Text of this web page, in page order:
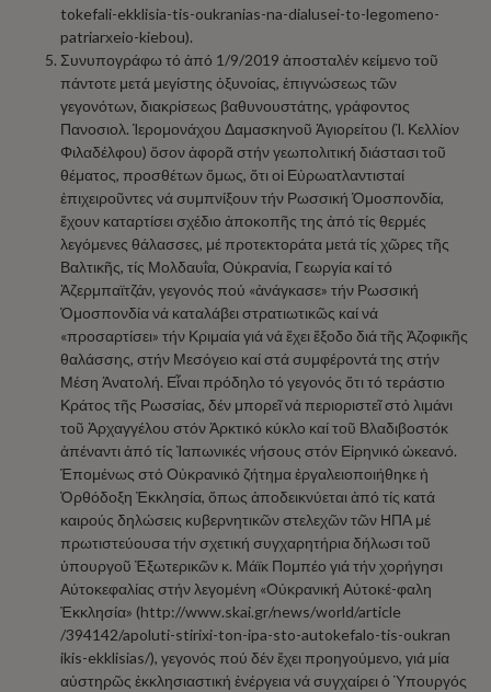
tokefali-ekklisia-tis-oukranias-na-dialusei-to-legomeno-
patriarxeio-kiebou).
Συνυπογράφω τό ἀπό 1/9/2019 ἀποσταλέν κείμενο τοῦ
πάντοτε μετά μεγίστης ὀξυνοίας, ἐπιγνώσεως τῶν
γεγονότων, διακρίσεως βαθυνουστάτης, γράφοντος
Πανοσιολ. Ἱερομονάχου Δαμασκηνοῦ Ἁγιορείτου (Ἱ. Κελλίον
Φιλαδέλφου) ὅσον ἀφορᾶ στήν γεωπολιτική διάστασι τοῦ
θέματος, προσθέτων ὅμως, ὅτι οἱ Εὐρωατλαντισταί
ἐπιχειροῦντες νά συμπνίξουν τήν Ρωσσική Ὁμοσπονδία,
ἔχουν καταρτίσει σχέδιο ἀποκοπῆς της ἀπό τίς θερμές
λεγόμενες θάλασσες, μέ προτεκτοράτα μετά τίς χῶρες τῆς
Βαλτικῆς, τίς Μολδαυΐα, Οὐκρανία, Γεωργία καί τό
Ἀζερμπαϊτζάν, γεγονός πού «ἀνάγκασε» τήν Ρωσσική
Ὁμοσπονδία νά καταλάβει στρατιωτικῶς καί νά
«προσαρτίσει» τήν Κριμαία γιά νά ἔχει ἔξοδο διά τῆς Ἀζοφικῆς
θαλάσσης, στήν Μεσόγειο καί στά συμφέροντά της στήν
Μέση Ἀνατολή. Εἶναι πρόδηλο τό γεγονός ὅτι τό τεράστιο
Κράτος τῆς Ρωσσίας, δέν μπορεῖ νά περιοριστεῖ στό λιμάνι
τοῦ Ἀρχαγγέλου στόν Ἀρκτικό κύκλο καί τοῦ Βλαδιβοστόκ
ἀπέναντι ἀπό τίς Ἰαπωνικές νήσους στόν Εἰρηνικό ὠκεανό.
Ἑπομένως στό Οὐκρανικό ζήτημα ἐργαλειοποιήθηκε ἡ
Ὀρθόδοξη Ἐκκλησία, ὅπως ἀποδεικνύεται ἀπό τίς κατά
καιρούς δηλώσεις κυβερνητικῶν στελεχῶν τῶν ΗΠΑ μέ
πρωτιστεύουσα τήν σχετική συγχαρητήρια δήλωσι τοῦ
ὑπουργοῦ Ἐξωτερικῶν κ. Μάϊκ Πομπέο γιά τήν χορήγησι
Αὐτοκεφαλίας στήν λεγομένη «Οὐκρανική Αὐτοκέ-φαλη
Ἐκκλησία» (http://www.skai.gr/news/world/article
/394142/apoluti-stirixi-ton-ipa-sto-autokefalo-tis-oukran
ikis-ekklisias/), γεγονός πού δέν ἔχει προηγούμενο, γιά μία
αὐστηρῶς ἐκκλησιαστική ἐνέργεια νά συγχαίρει ὁ Ὑπουργός